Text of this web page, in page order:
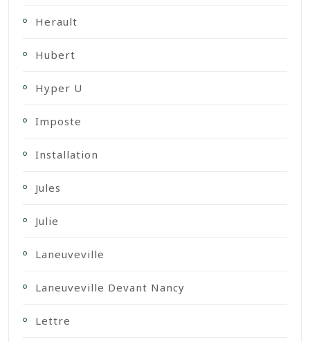
Herault
Hubert
Hyper U
Imposte
Installation
Jules
Julie
Laneuveville
Laneuveville Devant Nancy
Lettre